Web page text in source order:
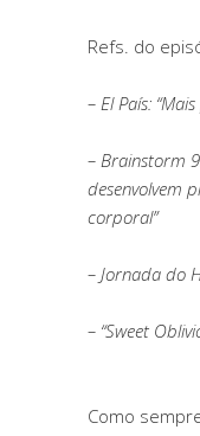
Refs. do
– El País:
– Brainstorm
desenvolvem
corporal”
– Jornada do
– “Sweet
Como